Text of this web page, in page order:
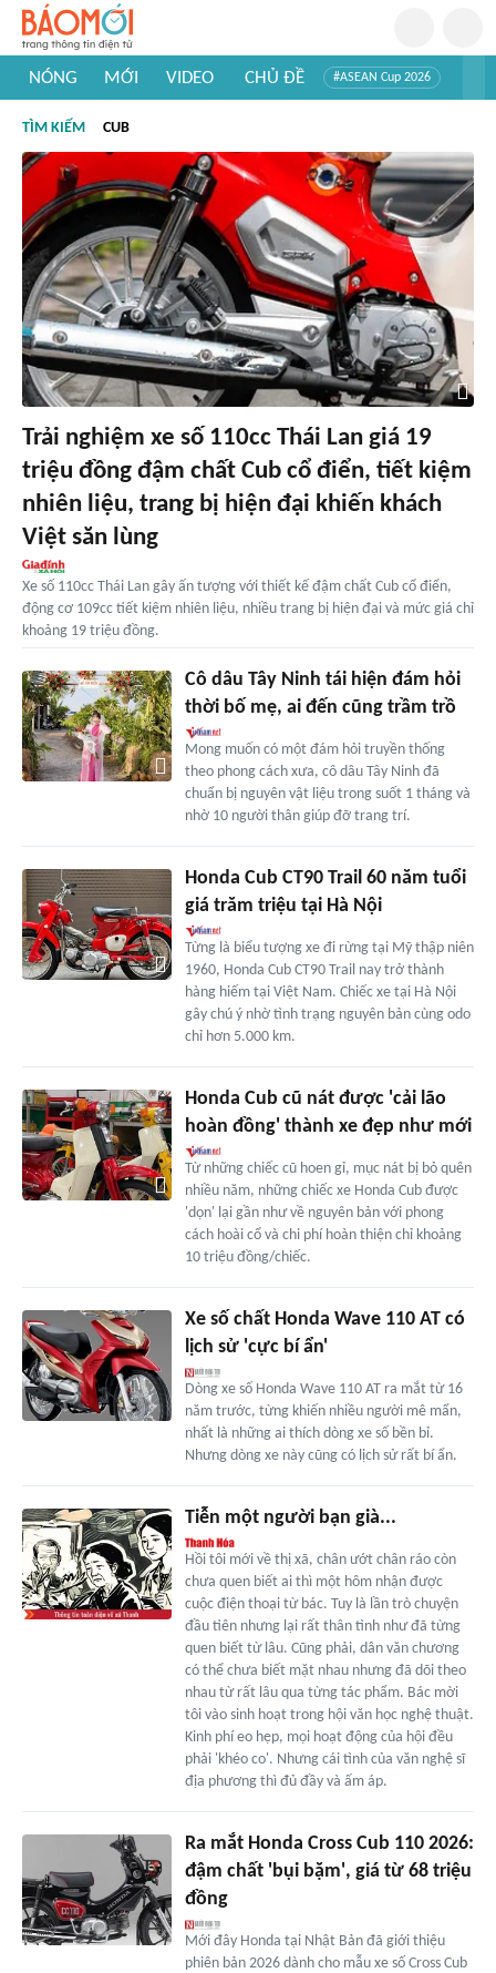
NÓNG MỚI VIDEO CHỦ ĐỀ #ASEAN Cup 2026
#Khám phá thế giới
TÌM KIẾM CUB
Trải nghiệm xe số 110cc Thái Lan giá 19
triệu đồng đậm chất Cub cổ điển, tiết kiệm
nhiên liệu, trang bị hiện đại khiến khách
Việt săn lùng
Xe số 110cc Thái Lan gây ấn tượng với thiết kế đậm chất Cub cổ điển,
động cơ 109cc tiết kiệm nhiên liệu, nhiều trang bị hiện đại và mức giá chỉ
khoảng 19 triệu đồng.
Cô dâu Tây Ninh tái hiện đám hỏi
thời bố mẹ, ai đến cũng trầm trồ
Mong muốn có một đám hỏi truyền thống
theo phong cách xưa, cô dâu Tây Ninh đã
chuẩn bị nguyên vật liệu trong suốt 1 tháng và
nhờ 10 người thân giúp đỡ trang trí.
Honda Cub CT90 Trail 60 năm tuổi
giá trăm triệu tại Hà Nội
Từng là biểu tượng xe đi rừng tại Mỹ thập niên
1960, Honda Cub CT90 Trail nay trở thành
hàng hiếm tại Việt Nam. Chiếc xe tại Hà Nội
gây chú ý nhờ tình trạng nguyên bản cùng odo
chỉ hơn 5.000 km.
Honda Cub cũ nát được 'cải lão
hoàn đồng' thành xe đẹp như mới
Từ những chiếc cũ hoen gỉ, mục nát bị bỏ quên
nhiều năm, những chiếc xe Honda Cub được
'dọn' lại gần như về nguyên bản với phong
cách hoài cổ và chi phí hoàn thiện chỉ khoảng
10 triệu đồng/chiếc.
Xe số chất Honda Wave 110 AT có
lịch sử 'cực bí ẩn'
Dòng xe số Honda Wave 110 AT ra mắt từ 16
năm trước, từng khiến nhiều người mê mẩn,
nhất là những ai thích dòng xe số bền bỉ.
Nhưng dòng xe này cũng có lịch sử rất bí ẩn.
Tiễn một người bạn già...
Hồi tôi mới về thị xã, chân ướt chân ráo còn
chưa quen biết ai thì một hôm nhận được
cuộc điện thoại từ bác. Tuy là lần trò chuyện
đầu tiên nhưng lại rất thân tình như đã từng
quen biết từ lâu. Cũng phải, dân văn chương
có thể chưa biết mặt nhau nhưng đã dõi theo
nhau từ rất lâu qua từng tác phẩm. Bác mời
tôi vào sinh hoạt trong hội văn học nghệ thuật.
Kinh phí eo hẹp, mọi hoạt động của hội đều
phải 'khéo co'. Nhưng cái tình của văn nghệ sĩ
địa phương thì đủ đầy và ấm áp.
Ra mắt Honda Cross Cub 110 2026:
đậm chất 'bụi bặm', giá từ 68 triệu
đồng
Mới đây Honda tại Nhật Bản đã giới thiệu
phiên bản 2026 dành cho mẫu xe số Cross Cub